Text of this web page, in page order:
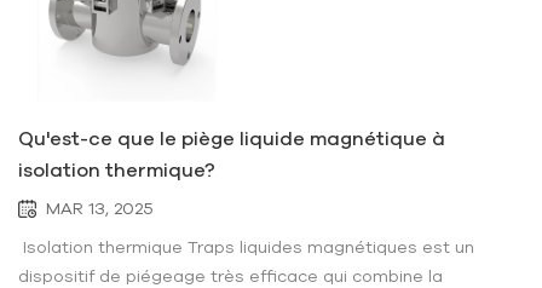
Qu'est-ce que le piège liquide magnétique à
isolation thermique?
MAR 13, 2025
Isolation thermique Traps liquides magnétiques est un
dispositif de piégeage très efficace qui combine la